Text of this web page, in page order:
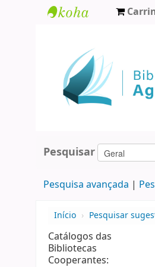
Agamenon
Magalhães
Pesquisar
Pesquisa avançada
Início › Pesquisar
Catálogos das
Bibliotecas
Cooperantes: